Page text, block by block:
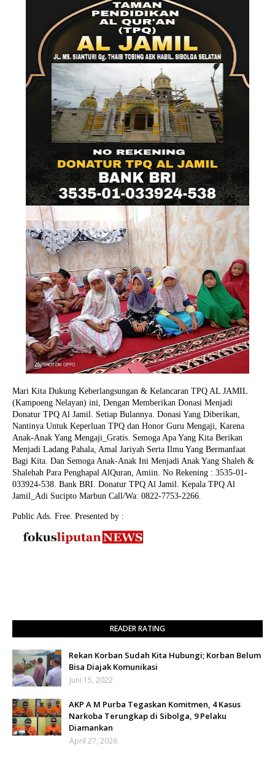
Mari Kita Dukung Keberlangsungan & Kelancaran TPQ AL JAMIL
(Kampoeng Nelayan) ini, Dengan Memberikan Donasi Menjadi
Donatur TPQ Al Jamil. Setiap Bulannya. Donasi Yang Diberikan,
Nantinya Untuk Keperluan TPQ dan Honor Guru Mengaji, Karena
Anak-Anak Yang Mengaji_Gratis. Semoga Apa Yang Kita Berikan
Menjadi Ladang Pahala, Amal Jariyah Serta Ilmu Yang Bermanfaat
Bagi Kita. Dan Semoga Anak-Anak Ini Menjadi Anak Yang Shaleh &
Shalehah Para Penghapal AlQuran, Amiin. No Rekening : 3535-01-
033924-538. Bank BRI. Donatur TPQ Al Jamil. Kepala TPQ Al
Jamil_Adi Sucipto Marbun Call/Wa: 0822-7753-2266.
Public Ads. Free. Presented by :
READER RATING
Rekan Korban Sudah Kita Hubungi; Korban Belum
Bisa Diajak Komunikasi
Juni 15, 2022
AKP A M Purba Tegaskan Komitmen, 4 Kasus
Narkoba Terungkap di Sibolga, 9 Pelaku
Diamankan
April 27, 2026